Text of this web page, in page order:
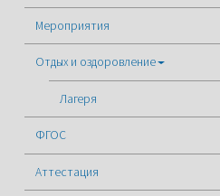
Мероприятия
Отдых и оздоровление
Лагеря
ФГОС
Аттестация